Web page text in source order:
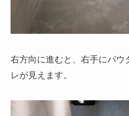
右方向に進むと、右手にパウ
レが見えます。